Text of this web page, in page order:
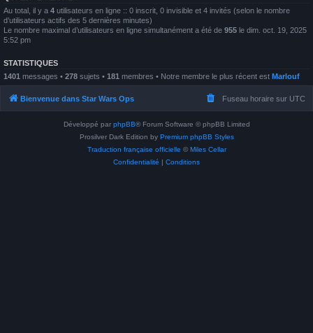
Au total, il y a 4 utilisateurs en ligne :: 0 inscrit, 0 invisible et 4 invités (selon le nombre
d’utilisateurs actifs des 5 dernières minutes)
Le nombre maximal d’utilisateurs en ligne simultanément a été de 955 le dim. oct. 19, 2025
5:52 pm
STATISTIQUES
1401 messages • 278 sujets • 181 membres • Notre membre le plus récent est Marlouf
Bienvenue dans Star Wars Ops Fuseau horaire sur UTC
Développé par phpBB® Forum Software © phpBB Limited
Prosilver Dark Edition by Premium phpBB Styles
Traduction française officielle © Miles Cellar
Confidentialité | Conditions